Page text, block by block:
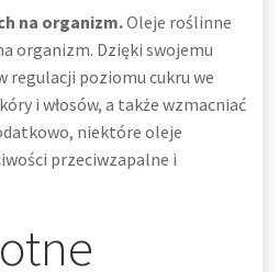
na organizm.Oleje roślinne
organizm. Dzięki swojemu
regulacji poziomu cukru we
i włosów, a także wzmacniać
niektóre oleje
przeciwzapalne i